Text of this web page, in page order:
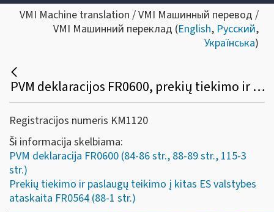
VMI Machine translation / VMI Машинный перевод /
VMI Машинний переклад (English, Русский,
Українська)
PVM deklaracijos FR0600, prekių tiekimo ir paslaugų teikimo į kitas ES valstybes nares ataskaitos FR0564 pildymo pavyzdžiai
Registracijos numeris KM1120
Ši informacija skelbiama:
PVM deklaracija FR0600 (84-86 str., 88-89 str., 115-3
str.)
Prekių tiekimo ir paslaugų teikimo į kitas ES valstybes
ataskaita FR0564 (88-1 str.)